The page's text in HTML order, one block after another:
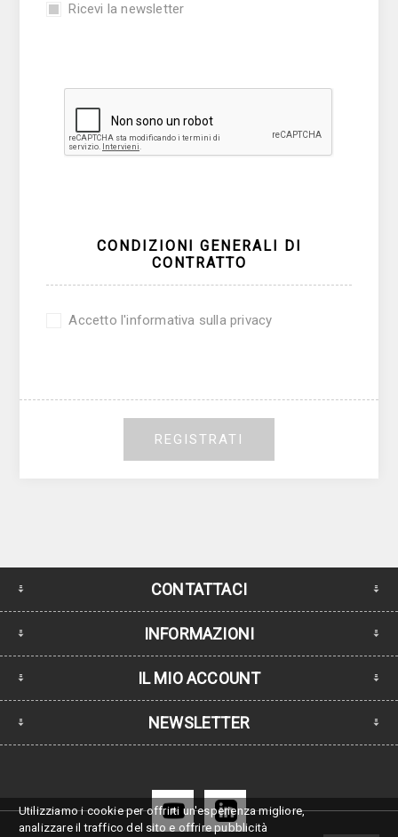
Ricevi la newsletter
CONDIZIONI GENERALI DI
CONTRATTO
Accetto l'informativa sulla privacy
REGISTRATI
CONTATTACI
INFORMAZIONI
IL MIO ACCOUNT
NEWSLETTER
Utilizziamo i cookie per offrirti un'esperienza migliore,
analizzare il traffico del sito e offrire pubblicità